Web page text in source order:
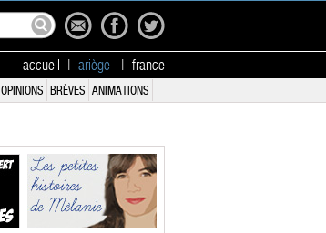
accueil ariège france
OPINIONS BRÈVES ANIMATIONS